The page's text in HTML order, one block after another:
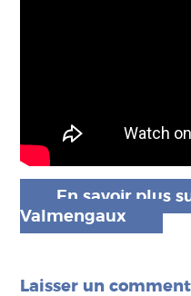
En savoir plus
Valmengaux
Laisser un